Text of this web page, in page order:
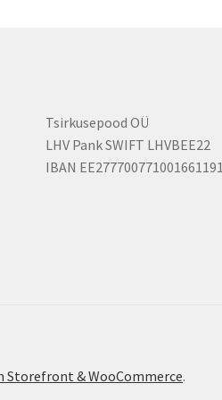
Tsirkusepood OÜ
LHV Pank SWIFT LHVBEE22
IBAN EE277700771001661191
Storefront & WooCommerce.